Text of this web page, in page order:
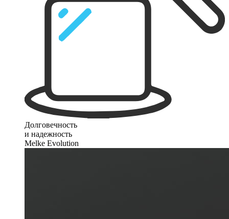
Долговечность
и надежность
Melke Evolution